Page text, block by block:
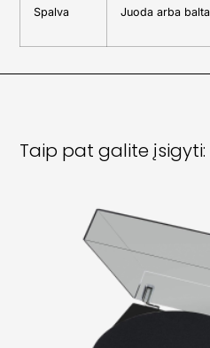
Spalva Juoda arba balta
Taip pat galite įsigyti: